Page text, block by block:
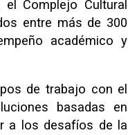
Complejo Cultural
entre más de 300
académico y
de trabajo con el
basadas en
a los desafíos de la